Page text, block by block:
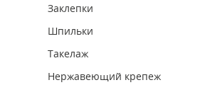
Заклепки
Шпильки
Такелаж
Нержавеющий крепеж